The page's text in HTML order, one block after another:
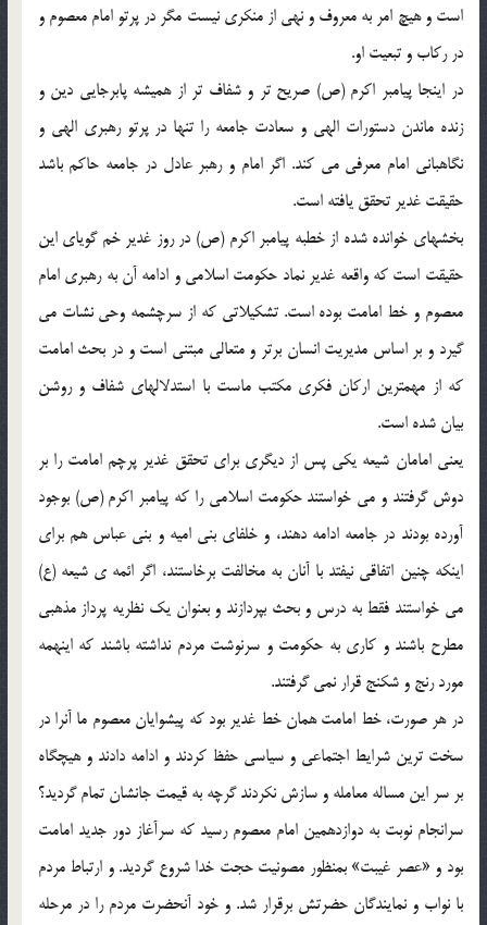
است و هيچ امر به معروف و نهي از منكري نيست مگر در پرتو امام معصوم و
در ركاب و تبعيت او.
در اينجا پيامبر اكرم (ص) صريح تر و شفاف تر از هميشه پابرجايي دين و
زنده ماندن دستورات الهي و سعادت جامعه را تنها در پرتو رهبري الهي و
نگاهباني امام معرفي مي كند. اگر امام و رهبر عادل در جامعه حاكم باشد
حقيقت غدير تحقق يافته است.
بخشهاي خوانده شده از خطبه پيامبر اكرم (ص) در روز غدير خم گوياي اين
حقيقت است كه واقعه غدير نماد حكومت اسلامي و ادامه آن به رهبري امام
معصوم و خط امامت بوده است. تشكيلاتي كه از سرچشمه وحي نشات مي
گيرد و بر اساس مديريت انسان برتر و متعالي مبتني است و در بحث امامت
كه از مهمترين اركان فكري مكتب ماست با استدلالهاي شفاف و روشن
بيان شده است.
يعني امامان شيعه يكي پس از ديگري براي تحقق غدير پرچم امامت را بر
دوش گرفتند و مي خواستند حكومت اسلامي را كه پيامبر اكرم (ص) بوجود
آورده بودند در جامعه ادامه دهند، و خلفاي بني اميه و بني عباس هم براي
اينكه چنين اتفاقي نيفتد با آنان به مخالفت برخاستند، اگر ائمه ي شيعه (ع)
مي خواستند فقط به درس و بحث بپردازند و بعنوان يك نظريه پرداز مذهبي
مطرح باشند و كاري به حكومت و سرنوشت مردم نداشته باشند كه اينهمه
مورد رنج و شكنج قرار نمي گرفتند.
در هر صورت، خط امامت همان خط غدير بود كه پيشوايان معصوم ما آنرا در
سخت ترين شرايط اجتماعي و سياسي حفظ كردند و ادامه دادند و هيچگاه
بر سر اين مساله معامله و سازش نكردند گرچه به قيمت جانشان تمام گرديد؟
سرانجام نوبت به دوازدهمين امام معصوم رسيد كه سرآغاز دور جديد امامت
بود و «عصر غيبت» بمنظور مصونيت حجت خدا شروع گرديد. و ارتباط مردم
با نواب و نمايندگان حضرتش برقرار شد. و خود آنحضرت مردم را در مرحله